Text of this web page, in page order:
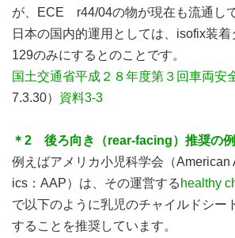
が、ECE r44/04の物が現在も流通して
日本の国内的運用としては、isofix装
129のみにするとのことです。
国土交通省平成２８年度第３回車両安
7.3.30） 資料3-3
＊2 後ろ向き（rear-facing）推奨の例
例えばアメリカ小児科学会（American
ics：AAP）は、その運営する healthy
で以下のように乳児のチャイルドシー
することを推奨しています。